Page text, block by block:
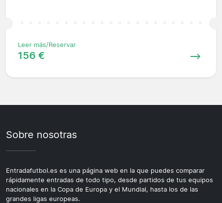
Leer más/Reservar
156 €
Sobre nosotras
Entradafutbol.es es una página web en la que puedes comparar
rápidamente entradas de todo tipo, desde partidos de tus equipos
nacionales en la Copa de Europa y el Mundial, hasta los de las
grandes ligas europeas.